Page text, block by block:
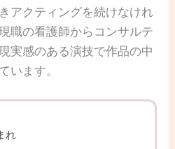
アクティングを続けなけれ
職の看護師からコンサルテ
実感のある演技で作品の中
います。
れ